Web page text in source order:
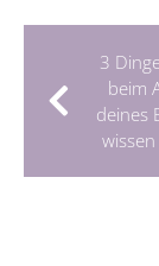
3
beim
deines